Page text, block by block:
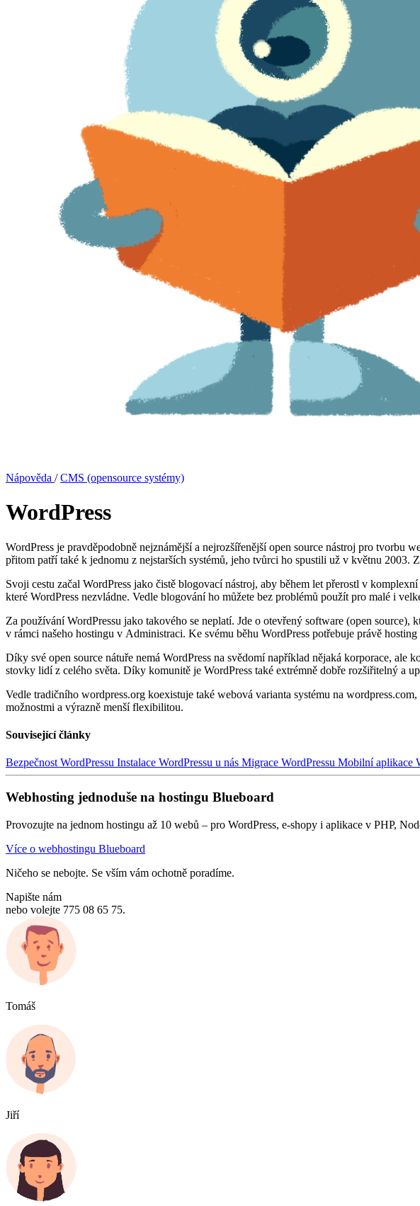
Nápověda / CMS (opensource systémy)
WordPress
WordPress je pravděpodobně nejznámější a nejrozšířenější open source nástroj pro tvorbu
přitom patří také k jednomu z nejstarších systémů, jeho tvůrci ho spustili už v květnu
Svoji cestu začal WordPress jako čistě blogovací nástroj, aby během let přerostl v
které WordPress nezvládne. Vedle blogování ho můžete bez problémů použít pro malé i
Za používání WordPressu jako takového se neplatí. Jde o otevřený software (open
v rámci našeho hostingu v Administraci. Ke svému běhu WordPress potřebuje právě
Díky své open source nátuře nemá WordPress na svědomí například nějaká korporace,
stovky lidí z celého světa. Díky komunitě je WordPress také extrémně dobře rozšiřitelný a
Vedle tradičního wordpress.org koexistuje také webová varianta systému na
možnostmi a výrazně menší flexibilitou.
Související články
Bezpečnost WordPressu Instalace WordPressu u nás Migrace WordPressu Mobilní aplikace
Webhosting jednoduše na hostingu Blueboard
Provozujte na jednom hostingu až 10 webů – pro WordPress, e-shopy i aplikace v PHP,
Více o webhostingu Blueboard
Ničeho se nebojte. Se vším vám ochotně poradíme.
Napište nám
nebo volejte 775 08 65 75.
Tomáš
Jiří